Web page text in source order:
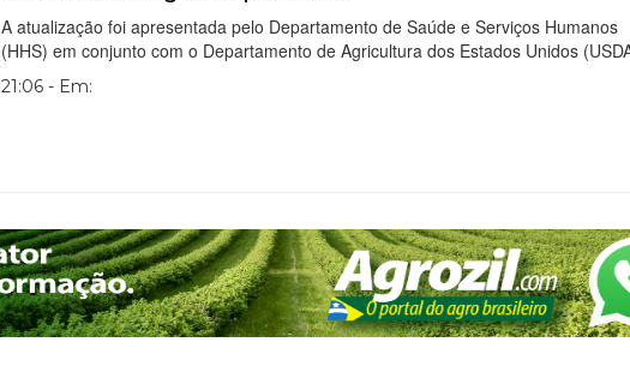
A atualização foi apresentada pelo Departamento de Saúde e Serviços Humanos
(HHS) em conjunto com o Departamento de Agricultura dos Estados Unidos
21:06 - Em: